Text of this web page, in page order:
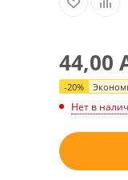
44,00
-20%
Нет в